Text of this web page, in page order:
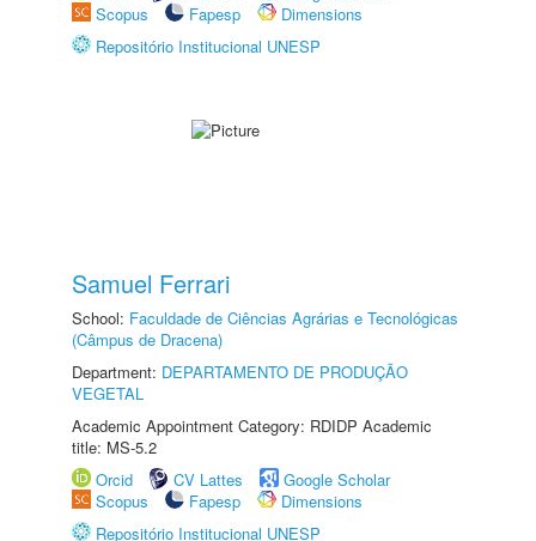
Scopus
Fapesp
Dimensions
Repositório Institucional UNESP
Samuel Ferrari
School: Faculdade de Ciências Agrárias e Tecnológicas
(Câmpus de Dracena)
Department: DEPARTAMENTO DE PRODUÇÃO
VEGETAL
Academic Appointment Category: RDIDP Academic
title: MS-5.2
Orcid
CV Lattes
Google Scholar
Scopus
Fapesp
Dimensions
Repositório Institucional UNESP